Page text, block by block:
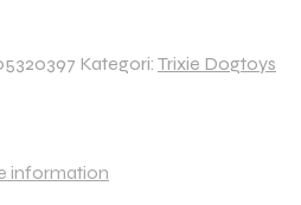
Kategori: Trixie Dogtoys
information